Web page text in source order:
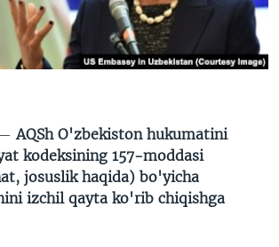
AQSh O'zbekiston hukumatini
kodeksining 157-moddasi
josuslik haqida) bo'yicha
izchil qayta ko'rib chiqishga